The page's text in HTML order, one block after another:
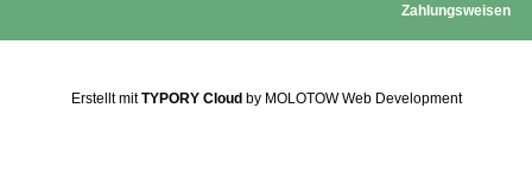
Zahlungsweisen
Erstellt mitTYPORY Cloudby MOLOTOW Web Development